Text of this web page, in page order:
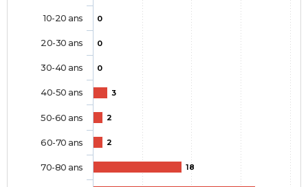
0
0
0
3
2
2
18
10-20 ans
20-30 ans
30-40 ans
40-50 ans
50-60 ans
60-70 ans
70-80 ans